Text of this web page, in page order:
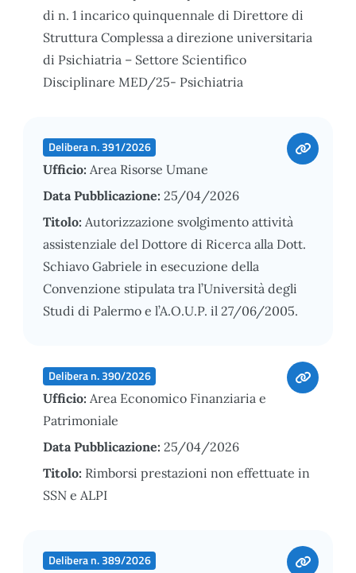
di n. 1 incarico quinquennale di Direttore di
Struttura Complessa a direzione universitaria
di Psichiatria – Settore Scientifico
Disciplinare MED/25- Psichiatria
Delibera n. 391/2026
Ufficio: Area Risorse Umane
Data Pubblicazione: 25/04/2026
Titolo: Autorizzazione svolgimento attività
assistenziale del Dottore di Ricerca alla Dott.
Schiavo Gabriele in esecuzione della
Convenzione stipulata tra l’Università degli
Studi di Palermo e l’A.O.U.P. il 27/06/2005.
Delibera n. 390/2026
Ufficio: Area Economico Finanziaria e
Patrimoniale
Data Pubblicazione: 25/04/2026
Titolo: Rimborsi prestazioni non effettuate in
SSN e ALPI
Delibera n. 389/2026